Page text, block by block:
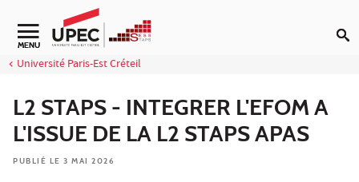
Aller au contenu
Navigation secondaire
MENU
Université Paris-Est Créteil
L2 STAPS - INTEGRER L'EFOM A
L'ISSUE DE LA L2 STAPS APAS
PUBLIÉ LE 3 MAI 2026